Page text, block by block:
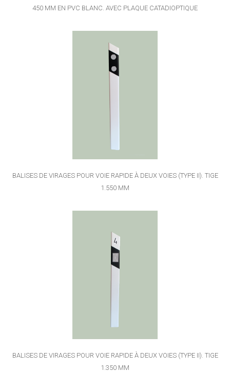
450 MM EN PVC BLANC. AVEC PLAQUE CATADIOPTIQUE
BALISES DE VIRAGES POUR VOIE RAPIDE À DEUX VOIES (TYPE II). TIGE
1.550 MM
BALISES DE VIRAGES POUR VOIE RAPIDE À DEUX VOIES (TYPE II). TIGE
1.350 MM